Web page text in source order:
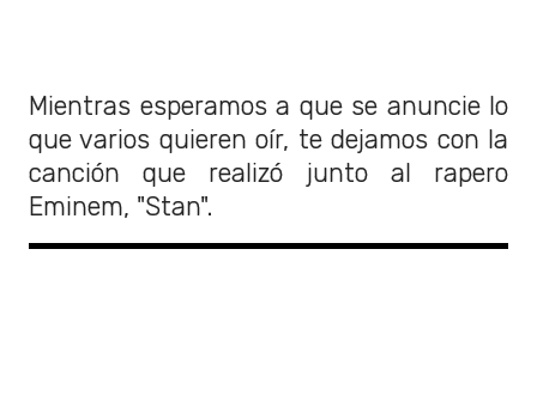
Mientras esperamos a que se anuncie lo
que varios quieren oír, te dejamos con la
canción que realizó junto al rapero
Eminem, "Stan".